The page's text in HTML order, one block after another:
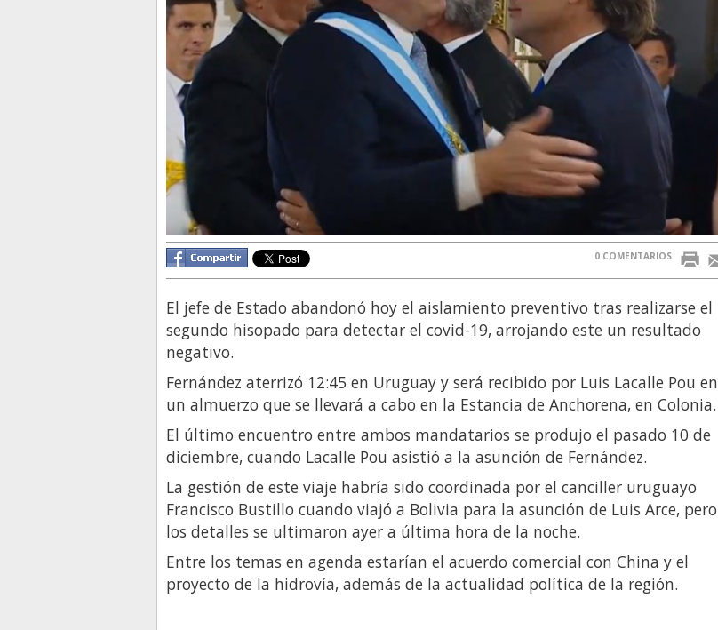
0 COMENTARIOS
El jefe de Estado abandonó hoy el aislamiento preventivo tras realizarse el
segundo hisopado para detectar el covid-19, arrojando este un resultado
negativo.
Fernández aterrizó 12:45 en Uruguay y será recibido por Luis Lacalle Pou en
un almuerzo que se llevará a cabo en la Estancia de Anchorena, en Colonia.
El último encuentro entre ambos mandatarios se produjo el pasado 10 de
diciembre, cuando Lacalle Pou asistió a la asunción de Fernández.
La gestión de este viaje habría sido coordinada por el canciller uruguayo
Francisco Bustillo cuando viajó a Bolivia para la asunción de Luis Arce, pero
los detalles se ultimaron ayer a última hora de la noche.
Entre los temas en agenda estarían el acuerdo comercial con China y el
proyecto de la hidrovía, además de la actualidad política de la región.